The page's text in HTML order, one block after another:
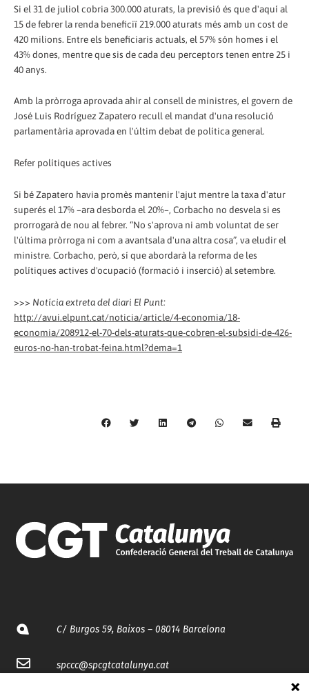
Si el 31 de juliol cobria 300.000 aturats, la previsió és que d'aquí al
15 de febrer la renda beneficiï 219.000 aturats més amb un cost de
420 milions. Entre els beneficiaris actuals, el 57% són homes i el
43% dones, mentre que sis de cada deu perceptors tenen entre 25 i
40 anys.
Amb la pròrroga aprovada ahir al consell de ministres, el govern de
José Luis Rodríguez Zapatero recull el mandat d'una resolució
parlamentària aprovada en l'últim debat de política general.
Refer polítiques actives
Si bé Zapatero havia promès mantenir l'ajut mentre la taxa d'atur
superés el 17% –ara desborda el 20%–, Corbacho no desvela si es
prorrogarà de nou al febrer. “No s'aprova ni amb voluntat de ser
l'última pròrroga ni com a avantsala d'una altra cosa”, va eludir el
ministre. Corbacho, però, sí que abordarà la reforma de les
polítiques actives d'ocupació (formació i inserció) al setembre.
>>> Notícia extreta del diari El Punt:
http://avui.elpunt.cat/noticia/article/4-economia/18-
economia/208912-el-70-dels-aturats-que-cobren-el-subsidi-de-426-
euros-no-han-trobat-feina.html?dema=1
C/ Burgos 59, Baixos – 08014 Barcelona
spccc@spcgtcatalunya.cat